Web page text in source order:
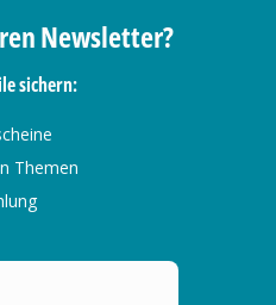
Newsletter?
sichern:
Themen